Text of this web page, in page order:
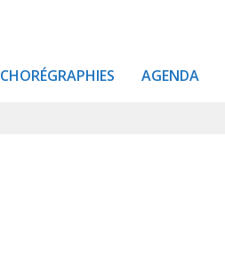
CHORÉGRAPHIES AGENDA